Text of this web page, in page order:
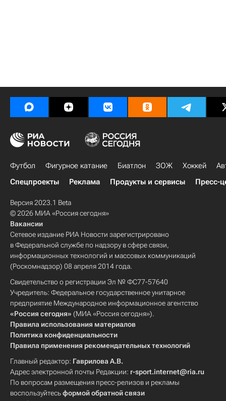
Футбол Фигурное катание Биатлон ЗОЖ Хоккей
Спецпроекты
Реклама Продукты и сервисы Пресс-
Версия 2023.1 Beta
© 2026 МИА «Россия сегодня»
Вакансии
Сетевое издание РИА Новости зарегистрировано
в Федеральной службе по надзору в сфере связи,
информационных технологий и массовых коммуникаций
(Роскомнадзор) 08 апреля 2014 года.
Свидетельство о регистрации Эл № ФС77-57640
Учредитель: Федеральное государственное унитарное
предприятие Международное информационное агентство
«Россия сегодня» (МИА «Россия сегодня»).
Правила использования материалов
Политика конфиденциальности
Правила применения рекомендательных технологий
Главный редактор: Гаврилова А.В.
Адрес электронной почты Редакции: r-sport.internet@ria.ru
По вопросам размещения пресс-релизов и рекламы
воспользуйтесьформой обратной связи